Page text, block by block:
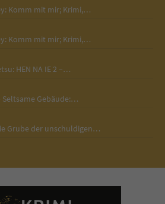
Komm mit mir; Krimi,…
Komm mit mir; Krimi,…
HEN NA IE 2 –…
Seltsame Gebäude:…
Grube der unschuldigen…